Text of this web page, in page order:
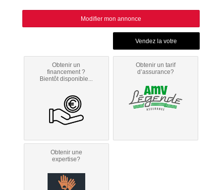
Modifier mon annonce
Obtenir un
financement ?
Bientôt disponible...
Obtenir un tarif
d’assurance?
Obtenir une
expertise?